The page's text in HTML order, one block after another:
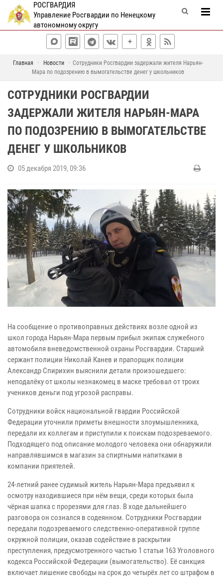
РОСГВАРДИЯ
Управление Росгвардии по Ненецкому
автономному округу
Главная Новости
Сотрудники Росгвардии задержали жителя Нарьян-
Мара по подозрению в вымогательстве денег у школьников
СОТРУДНИКИ РОСГВАРДИИ
ЗАДЕРЖАЛИ ЖИТЕЛЯ НАРЬЯН-МАРА
ПО ПОДОЗРЕНИЮ В ВЫМОГАТЕЛЬСТВЕ
ДЕНЕГ У ШКОЛЬНИКОВ
05 декабря 2019, 09:36
На сообщение о противоправных действиях возле одной из
школ города Нарьян-Мара первым прибыл экипаж служебного
автомобиля вневедомственной охраны Росгвардии. Старший
сержант полиции Николай Канев и прапорщик полиции
Александр Спирихин выяснили детали произошедшего:
неподалёку от школы незнакомец в маске требовал от троих
учеников деньги под угрозой расправы.
Сотрудники войск национальной гвардии Российской
Федерации уточнили приметы внешности злоумышленника,
передали их коллегам и приступили к поискам подозреваемого.
Подходящего под описание молодого человека они обнаружили
направлявшимся в магазин за спиртными напитками в
компании приятелей.
24-летний ранее судимый житель Нарьян-Мара предъявил к
осмотру находившиеся при нём вещи, среди которых была
чёрная шапка с прорезями для глаз. В ходе дальнейшего
разговора он сознался в содеянном. Сотрудники Росгвардии
передали подозреваемого следственно-оперативной группе
окружной полиции, оказав содействие в раскрытии
преступления, предусмотренного частью 1 статьи 163 Уголовного
кодекса Российской Федерации (вымогательство). Её санкция
включает лишение свободы на срок до четырёх лет со штрафом в